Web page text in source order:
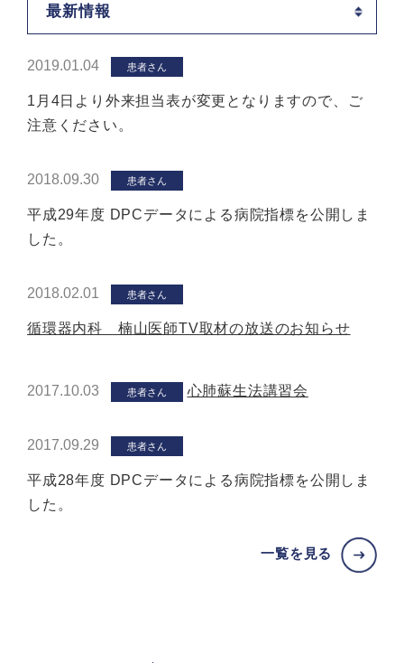
最新情報
2019.01.04 患者さん
1月4日より外来担当表が変更となりますので、ご
注意ください。
2018.09.30 患者さん
平成29年度 DPCデータによる病院指標を公開しま
した。
2018.02.01 患者さん
循環器内科 楠山医師TV取材の放送のお知らせ
2017.10.03 患者さん 心肺蘇生法講習会
2017.09.29 患者さん
平成28年度 DPCデータによる病院指標を公開しま
した。
一覧を見る